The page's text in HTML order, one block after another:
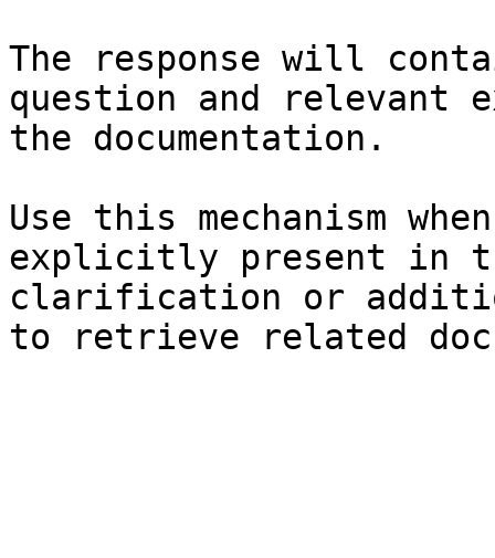
The response will
question and relevant
the documentation.
Use this mechanism
explicitly present in
clarification or